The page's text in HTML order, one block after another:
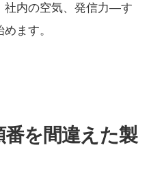
社内の空気、発信力―す
ます。
を間違えた製